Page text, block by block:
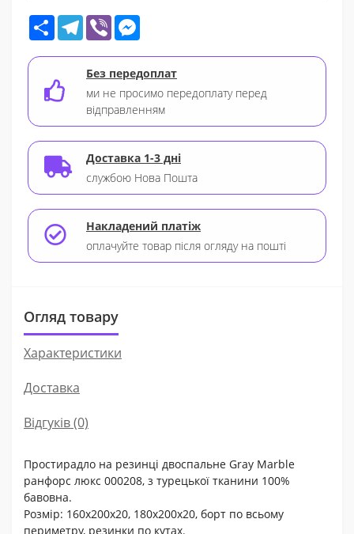
Share Telegram
Viber
Без передоплат
ми не просимо передоплату перед
відправленням
Доставка 1-3 дні
службою Нова Пошта
Накладений платіж
оплачуйте товар після огляду на пошті
Огляд товару
Характеристики
Доставка
Відгуків (0)
Простирадло на резинці двоспальне Gray Marble
ранфорс люкс 000208, з турецької тканини 100%
бавовна.
Розмір: 160х200х20, 180х200х20, борт по всьому
периметру, резинки по кутах.